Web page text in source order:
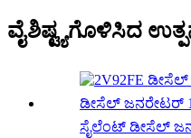
ವೈಶಿಷ್ಟ್ಯಗೊಳಿಸಿದ
ಸೈಲೆಂಟ್ ಡೀಸೆಲ್